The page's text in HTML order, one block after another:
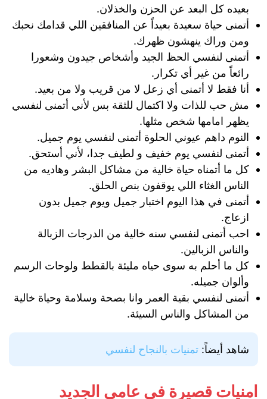
بعيده كل البعد عن الحزن والخذلان.
أتمنى حياة سعيدة بعيداً عن المنافقين اللي قدامك نحبك
ومن وراك ينهشون ظهرك.
أتمنى لنفسي الحظ الجيد وأشخاص جيدون وشعورا
رائعاً من غير أي تكرار.
أنا فقط لا أتمنى أي زعل لا من قريب ولا من بعيد.
مش حب للذات ولا اكتمال للثقة بس لأني أتمنى لنفسي
يظهر امامها شخص مثلها.
النوم داهم عيوني الحلوة أتمنى لنفسي يوم جميل.
أتمنى لنفسي يوم خفيف و لطيف جدا، لأني أستحق.
كل ما أتمناه حياة خالية من مشاكل البشر وهاديه من
الناس الغثاء اللي يوقفون بنص الحلق.
أتمنى في هذا اليوم اختبار جميل ويوم جميل بدون
ازعاج.
احب أتمنى لنفسي سنه خالية من الدرجات الزبالة
والناس الزبالين.
كل ما أحلم به سوى حياه مليئة بالقطط ولوحات الرسم
وألوان جميله.
أتمنى لنفسي بقية العمر وانا بصحة وسلامة وحياة خالية
من المشاكل والناس السيئة.
شاهد أيضاً: تمنيات بالنجاح لنفسي
امنيات قصيرة في عامي الجديد